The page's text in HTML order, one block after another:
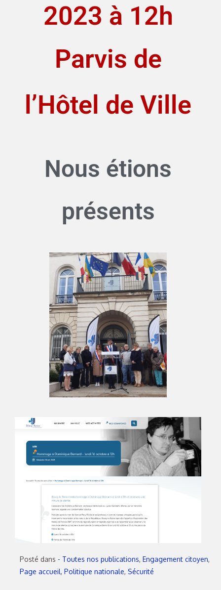
2023 à 12h
Parvis de
l’Hôtel de Ville
Nous étions
présents
Posté dans - Toutes nos publications, Engagement citoyen,
Page accueil, Politique nationale, Sécurité